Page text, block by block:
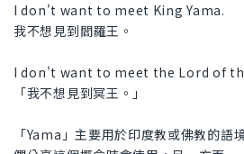
I don't want to meet King Yama.
我不想見到閻羅王。
I don't want to meet the Lord of
「我不想見到冥王。」
「Yama」主要用於印度教或佛教的語